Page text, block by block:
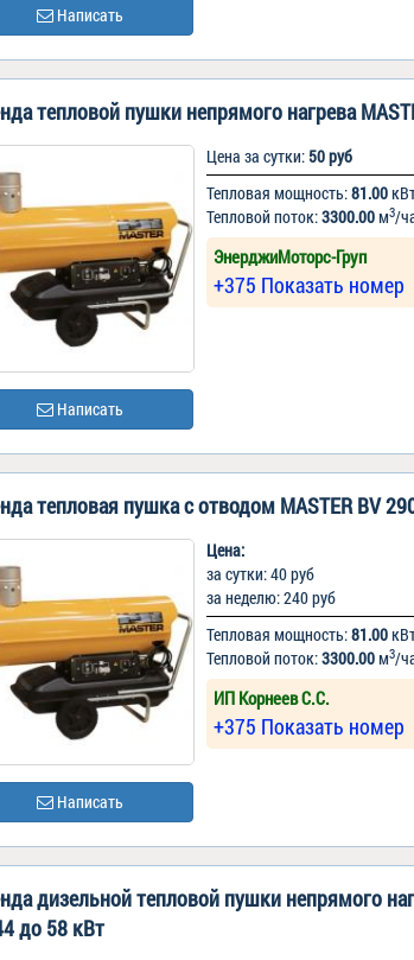
Написать
тепловой пушки непрямого нагрева
Написать
Цена за сутки: 50 руб
Тепловая мощность:81.00
Тепловой поток:3300.00м3/
ЭнерджиМоторс-Груп
+375 Показать номер
тепловая пушка с отводом MASTER BV
Написать
Цена:
за сутки: 40 руб
за неделю: 240 руб
Тепловая мощность:81.00
Тепловой поток:3300.00м3/
ИП Корнеев С.С.
+375 Показать номер
дизельной тепловой пушки непрямого
до 58 кВт